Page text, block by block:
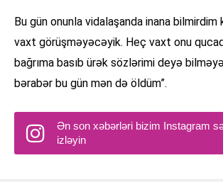
Bu gün onunla vidalaşanda inana bilmirdim
vaxt görüşməyəcəyik. Heç vaxt onu
bağrıma basıb ürək sözlərimi deyə
bərabər bu gün mən də öldüm”.
Ən son xəbərləri bizim Instagram
izləyin